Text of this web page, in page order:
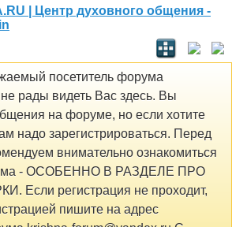
посетитель форума
рады видеть Вас здесь. Вы
на форуме, но если хотите
надо зарегистрироваться. Перед
внимательно ознакомиться
- ОСОБЕННО В РАЗДЕЛЕ ПРО
Если регистрация не проходит,
пишите на адрес